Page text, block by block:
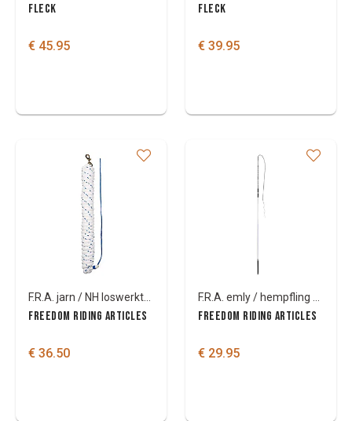
FLECK
€ 45.95
FLECK
€ 39.95
FREEDOM RIDING ARTICLES
€ 36.50
FREEDOM RIDING ARTICLES
€ 29.95